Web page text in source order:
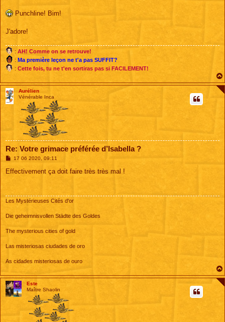
Punchline! Bim!
J'adore!
: AH! Comme on se retrouve!
: Ma première leçon ne t'a pas SUFFIT?
: Cette fois, tu ne t'en sortiras pas si FACILEMENT!
Aurélien
Vénérable Inca
Re: Votre grimace préférée d’Isabella ?
M
s
17 06 2020, 09:11
Effectivement ça doit faire très très mal !
Les Mystérieuses Cités d'or
Die geheimnisvollen Städte des Goldes
The mysterious cities of gold
Las misteriosas ciudades de oro
As cidades misteriosas de ouro
Este
Maître Shaolin